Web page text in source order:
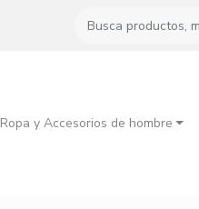
Ropa y Accesorios de hombre